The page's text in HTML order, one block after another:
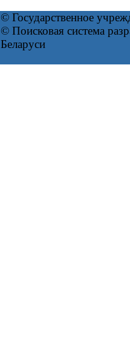
© Государственное
© Поисковая система
Беларуси